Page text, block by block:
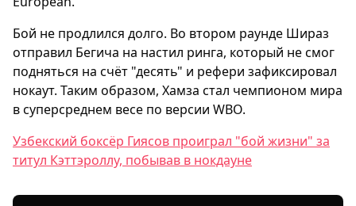
Бой не продлился долго. Во втором раунде Шираз
отправил Бегича на настил ринга, который не смог
подняться на счёт "десять" и рефери зафиксировал
нокаут. Таким образом, Хамза стал чемпионом мира
в суперсреднем весе по версии WBO.
Узбекский боксёр Гиясов проиграл "бой жизни" за
титул Кэттэроллу, побывав в нокдауне